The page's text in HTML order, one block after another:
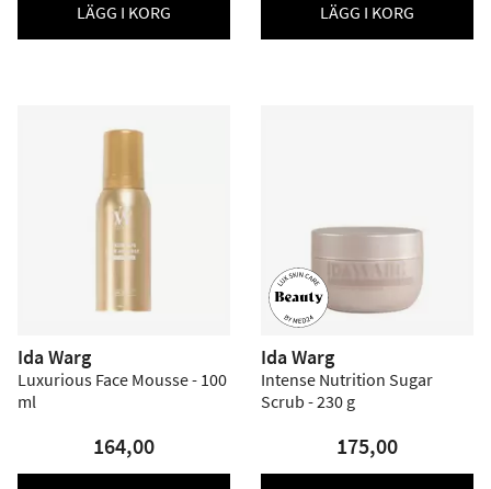
LÄGG I KORG LÄGG I KORG
Ida Warg
Luxurious Face Mousse - 100
ml
164,00
Ida Warg
Intense Nutrition Sugar
Scrub - 230 g
175,00